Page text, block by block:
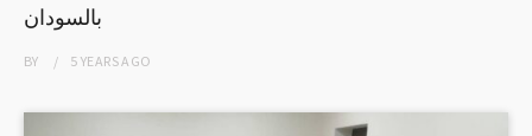
بالسودان
BY 5 YEARSAGO